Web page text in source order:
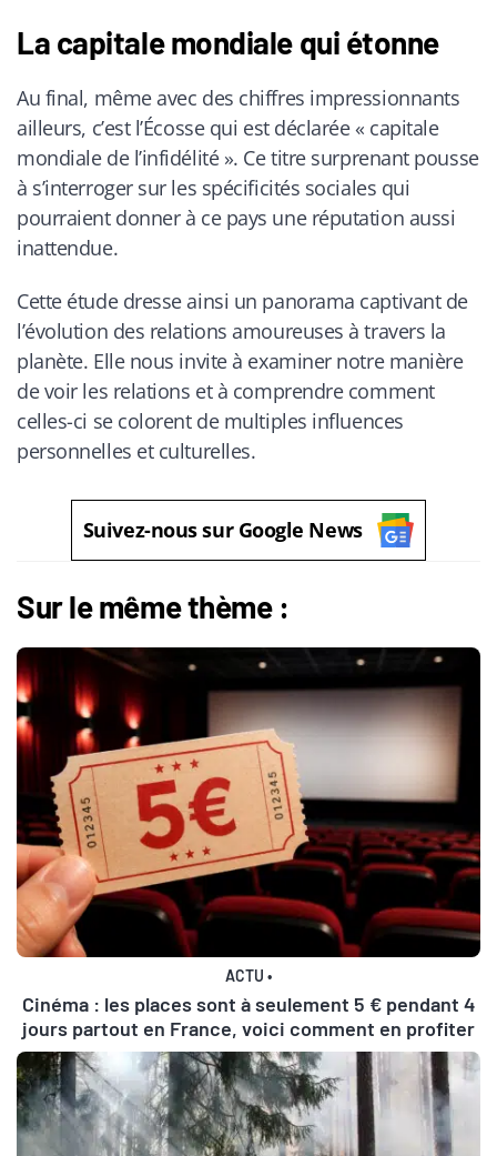
La capitale mondiale qui étonne
Au final, même avec des chiffres impressionnants
ailleurs, c’est l’Écosse qui est déclarée « capitale
mondiale de l’infidélité ». Ce titre surprenant pousse
à s’interroger sur les spécificités sociales qui
pourraient donner à ce pays une réputation aussi
inattendue.
Cette étude dresse ainsi un panorama captivant de
l’évolution des relations amoureuses à travers la
planète. Elle nous invite à examiner notre manière
de voir les relations et à comprendre comment
celles-ci se colorent de multiples influences
personnelles et culturelles.
Suivez-nous sur Google News
Sur le même thème :
ACTU •
Cinéma : les places sont à seulement 5 € pendant 4
jours partout en France, voici comment en profiter